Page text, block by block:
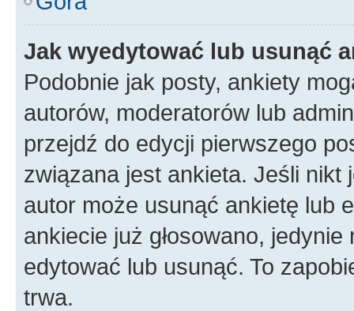
Jak wyedytować lub usunąć
Podobnie jak posty, ankiety
autorów, moderatorów lub
przejdź do edycji pierwszego
związana jest ankieta. Jeśli nikt
autor może usunąć ankietę lub
ankiecie już głosowano,
edytować lub usunąć. To
trwa.